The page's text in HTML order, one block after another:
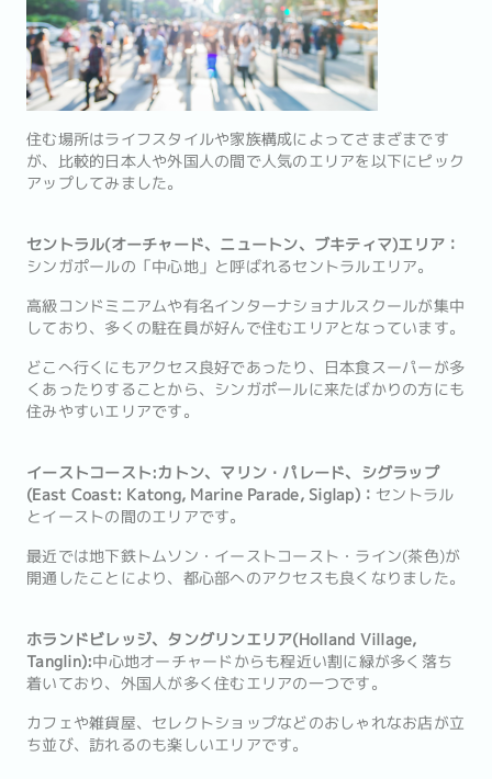
住む場所はライフスタイルや家族構成によってさまざまです
が、比較的日本人や外国人の間で人気のエリアを以下にピック
アップしてみました。
セントラル(オーチャード、ニュートン、ブキティマ)エリア：
シンガポールの「中心地」と呼ばれるセントラルエリア。
高級コンドミニアムや有名インターナショナルスクールが集中
しており、多くの駐在員が好んで住むエリアとなっています。
どこへ行くにもアクセス良好であったり、日本食スーパーが多
くあったりすることから、シンガポールに来たばかりの方にも
住みやすいエリアです。
イーストコースト:カトン、マリン・パレード、シグラップ
(East Coast: Katong, Marine Parade, Siglap)： セントラル
とイーストの間のエリアです。
最近では地下鉄トムソン・イーストコースト・ライン(茶色)が
開通したことにより、都心部へのアクセスも良くなりました。
ホランドビレッジ、タングリンエリア(Holland Village,
Tanglin):中心地オーチャードからも程近い割に緑が多く落ち
着いており、外国人が多く住むエリアの一つです。
カフェや雑貨屋、セレクトショップなどのおしゃれなお店が立
ち並び、訪れるのも楽しいエリアです。